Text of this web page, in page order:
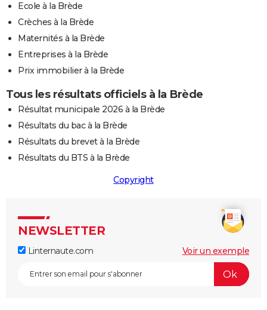
Ecole à la Brède
Crèches à la Brède
Maternités à la Brède
Entreprises à la Brède
Prix immobilier à la Brède
Tous les résultats officiels à la Brède
Résultat municipale 2026 à la Brède
Résultats du bac à la Brède
Résultats du brevet à la Brède
Résultats du BTS à la Brède
Copyright
NEWSLETTER
Linternaute.com Voir un exemple